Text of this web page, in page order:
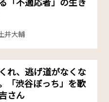
井大輔
れ、逃げ道がなくな
「渋谷ぼっち」を歌
さん